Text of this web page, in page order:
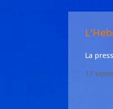
La
17